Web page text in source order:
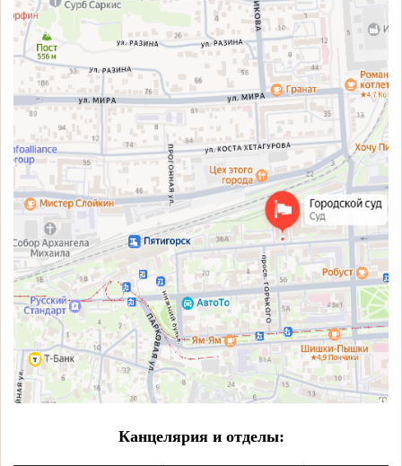
Канцелярия и отделы: